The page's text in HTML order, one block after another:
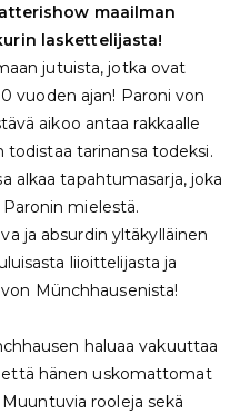
maailman
laskettelijasta!
jutuista, jotka ovat
vuoden ajan! Paroni von
aikoo antaa rakkaalle
todistaa tarinansa todeksi.
alkaa tapahtumasarja, joka
mielestä.
ja absurdin yltäkylläinen
liioittelijasta ja
Münchhausenista!
haluaa vakuuttaa
että hänen uskomattomat
rooleja sekä